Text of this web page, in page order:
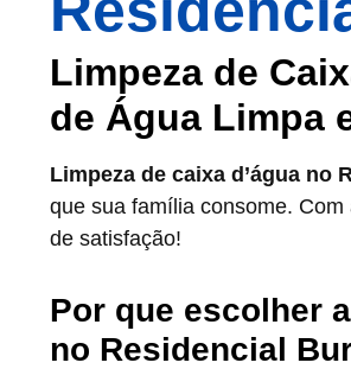
Limpeza de
de Água Limpa
Limpeza de caixa d’água no
que sua família consome. Com
de satisfação!
Por que escolher
no Residencial